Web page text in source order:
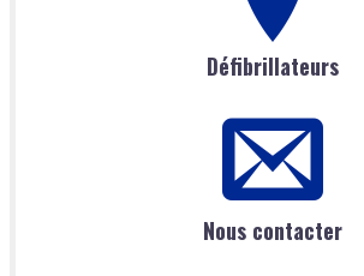
Défibrillateurs
Nous contacter